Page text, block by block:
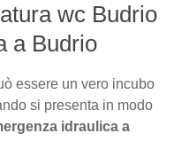
wc Budrio
a Budrio
essere un vero incubo
si presenta in modo
idraulica a